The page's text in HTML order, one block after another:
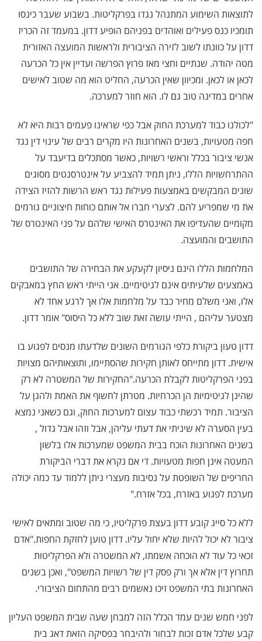
לתוצאות השימוע המתנהל נגדו בפרקליטות. בשבוע שעבר כינסו
תומכיו כנס פעילים ואוהדים בפניהם הופיע דדון. במעמד זה הכריז
דדון על כוונתו לשוב לזירה הציבורית ולראשות המועצה האזורית
מטה יהודה. שנתיים וחצי מאז פרוץ הפרשה ועדיין אין כל הכרעה
לכאן או לכאן. ומכיוון שאין הכרעה, החליט הוא מה שטוב לאישים
אחרים במדינה טוב גם לו. הוא חוזר למערכה.
"לכולנו כבוד למערכת החוק אבל כפי שראינו פעמים רבות היא לא
חפה מטעויות, בשנים האחרונות היו מקרים רבים של עינוי דין נגד
אנשי ציבור בכלל וראשי רשויות, כאשר מסתכלים בדיעבד על
ההתרחשויות הללו, ניתן תמיד להצביע על אינטרסנטים מסוגים
שונים המבקשים באמצעות פעילות נגד ראש הרשות להזיז הצידה
את מי שמפריע להם. לצערי חברו אל אותם כוחות חיצוניים גורמים
מקומיים שהעדיפו את האינטרס האישי שלהם על פני האינטרס של
התושבים והמועצה.
המלחמות הללו הינם ניסיון לקעקע את הבחירה של התושבים
באמצעים שלעיתים אינם לגיטימיים. אני הייתי ראש החץ במאבקים
אלו, ואני משלם מחיר כבד על מלחמות אלו אך לרגע אחד לא
מצטער עליהם , הייתי עושה זאת שוב ללא כל היסוס" אומר דדון.
דדון טעון ביקורת כלפי הגורמים השונים שלדעתו מנסים לפגוע בו
אישית. דדון מתייחס לאותן חקירות שהסתיימו, ותוצאותיהם מצויות
בפני הפרקליטות לקבלת הכרעה."החקירות של המשטרה לא רק
שהינן לגיטימיות הן הכרחיות. מטרתן לחשוף את האמת ולהגן על
הציבור. תמיד רכשתי כבוד עצום למערכות החוק, וגם כשאני נמצא
בעין הסערה לא שיניתי את דעתי עליהן, אבל וזהו אבל גדול ,
בשנים האחרונות הוכח בבית המשפט שמערכות אלו בלשון
המעטה אינן חפות מטעויות. די אם נקרא את דברי הביקורת
החריפים של השופטת על נסיבות מעצרי ניתן ללמוד עד כמה יכולה
מערכת לפגוע באזרח, בכל אזרח."
ללא כל סייג קובע דדון בעצת פרקליטיו, כי מה שטוב ומתאים לאישי
ציבור לא יכול להיות שלא יחול עליו. דדון טוען לחזקת החפות."אדם
זכאי כל עוד לא הוכחה אשמתו, לא המשטרה ולא הפרקליטות
תחרוץ דין אלא אך ורק פסק דין של רשויות המשפט", ואכן בשנים
האחרונות בתי המשפט זיכו נאשמים רבים מהתחום הציבורי.
לפני חמש שנים עמד הכלל הזה למבחן שעה שבית המשפט העליון
קבע שלכל אדם זכות לבחור ולהיבחר בפסיקה הזאת דאג בית